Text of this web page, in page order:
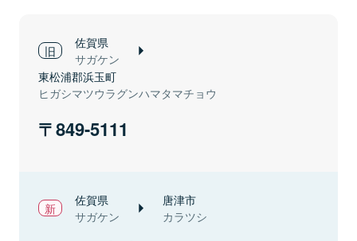
佐賀県
サガケン
東松浦郡浜玉町
ヒガシマツウラグンハマタマチョウ
849-5111
佐賀県
サガケン
唐津市
カラツシ